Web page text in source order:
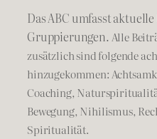
Das ABC umfasst
Gruppierungen.Alle
zusätzlich sind folgende
hinzugekommen:
Coaching,
Bewegung, Nihilismus,
Spiritualität.